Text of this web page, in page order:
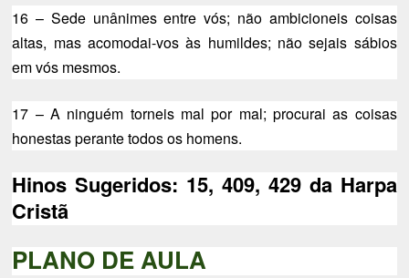
16 – Sede unânimes entre vós; não ambicioneis coisas
altas, mas acomodai-vos às humildes; não sejais sábios
em vós mesmos.
17 – A ninguém torneis mal por mal; procurai as coisas
honestas perante todos os homens.
Hinos Sugeridos: 15, 409, 429 da Harpa
Cristã
PLANO DE AULA